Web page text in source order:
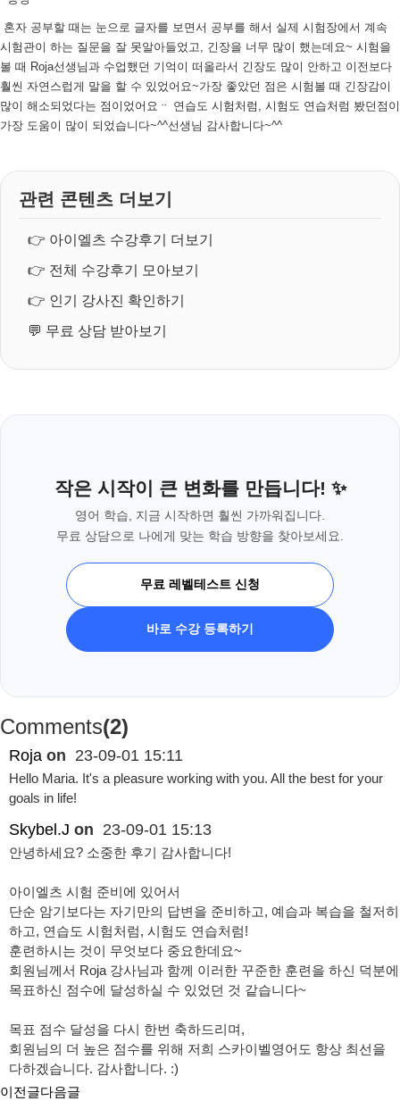
혼자 공부할 때는 눈으로 글자를 보면서 공부를 해서 실제 시험장에서 계속
시험관이 하는 질문을 잘 못알아들었고, 긴장을 너무 많이 했는데요~ 시험을
볼 때 Roja선생님과 수업했던 기억이 떠올라서 긴장도 많이 안하고 이전보다
훨씬 자연스럽게 말을 할 수 있었어요~가장 좋았던 점은 시험볼 때 긴장감이
많이 해소되었다는 점이었어요ᆢ 연습도 시험처럼, 시험도 연습처럼 봤던점이
가장 도움이 많이 되었습니다~^^선생님 감사합니다~^^
관련 콘텐츠 더보기
👉 아이엘츠 수강후기 더보기
👉 전체 수강후기 모아보기
👉 인기 강사진 확인하기
💬 무료 상담 받아보기
작은 시작이 큰 변화를 만듭니다! ✨
영어 학습, 지금 시작하면 훨씬 가까워집니다.
무료 상담으로 나에게 맞는 학습 방향을 찾아보세요.
무료 레벨테스트 신청
바로 수강 등록하기
Comments(2)
Roja on 23-09-01 15:11
Hello Maria. It's a pleasure working with you. All the best for your
goals in life!
Skybel.J on 23-09-01 15:13
안녕하세요? 소중한 후기 감사합니다!
아이엘츠 시험 준비에 있어서
단순 암기보다는 자기만의 답변을 준비하고, 예습과 복습을 철저히
하고, 연습도 시험처럼, 시험도 연습처럼!
훈련하시는 것이 무엇보다 중요한데요~
회원님께서 Roja 강사님과 함께 이러한 꾸준한 훈련을 하신 덕분에
목표하신 점수에 달성하실 수 있었던 것 같습니다~
목표 점수 달성을 다시 한번 축하드리며,
회원님의 더 높은 점수를 위해 저희 스카이벨영어도 항상 최선을
다하겠습니다. 감사합니다. :)
이전글다음글